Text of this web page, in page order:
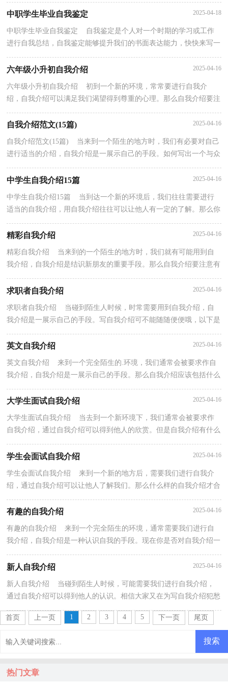
中职学生毕业自我鉴定 2025-04-18
中职学生毕业自我鉴定 自我鉴定是个人对一个时期的学习或工作
进行自我总结，自我鉴定能够提升我们的书面表达能力，快快来写一
份自我鉴定吧。自我鉴定怎么写才不会流于形式呢...
六年级小升初自我介绍 2025-04-16
六年级小升初自我介绍 初到一个新的环境，常常要进行自我介
绍，自我介绍可以满足我们渴望得到尊重的心理。那么自我介绍要注
自我介绍范文(15篇) 2025-04-16
自我介绍范文(15篇) 当来到一个陌生的地方时，我们有必要对自己
进行适当的介绍，自我介绍是一展示自己的手段。如何写出一个与众
不同的自我介绍？下面是小编收集整理的自我介绍...
中学生自我介绍15篇 2025-04-16
中学生自我介绍15篇 当到达一个新的环境后，我们往往需要进行
适当的自我介绍，用自我介绍往往可以让他人有一定的了解。那么你
精彩自我介绍 2025-04-16
精彩自我介绍 当来到的一个陌生的地方时，我们就有可能用到自
我介绍，自我介绍是结识新朋友的重要手段。那么自我介绍要注意有
什么内容呢？下面是小编精心整理的精彩自我介绍，希...
求职者自我介绍 2025-04-16
求职者自我介绍 当碰到陌生人时候，时常需要用到自我介绍，自
我介绍是一展示自己的手段。写自我介绍可不能随随便便哦，以下是
英文自我介绍 2025-04-16
英文自我介绍 来到一个完全陌生的.环境，我们通常会被要求作自
我介绍，自我介绍是一展示自己的手段。那么自我介绍应该包括什么
内容呢？下面是小编帮大家整理的英文自我介绍，供...
大学生面试自我介绍 2025-04-16
大学生面试自我介绍 当去到一个新环境下，我们通常会被要求作
自我介绍，通过自我介绍可以得到他人的欣赏。但是自我介绍有什么
要求呢？下面是小编精心整理的大学生面试自我介绍...
学生会面试自我介绍 2025-04-16
学生会面试自我介绍 来到一个新的地方后，需要我们进行自我介
绍，通过自我介绍可以让他人了解我们。那么什么样的自我介绍才合
有趣的自我介绍 2025-04-16
有趣的自我介绍 来到一个完全陌生的环境，通常需要我们进行自
我介绍，自我介绍是一种认识自我的手段。现在你是否对自我介绍一
筹莫展呢？下面是小编为大家整理的有趣的自我介绍...
新人自我介绍 2025-04-16
新人自我介绍 当碰到陌生人时候，可能需要我们进行自我介绍，
通过自我介绍可以得到他人的认识。相信大家又在为写自我介绍犯愁
首页
上一页 1 2 3 4 5 下一页 尾页
热门文章